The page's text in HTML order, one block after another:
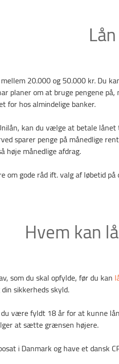
20.000 og 50.000 kr. Du
planer om at bruge pengene
for hos almindelige banker.
kan du vælge at betale
sparer penge på månedlige
høje månedlige afdrag.
om gode råd ift. valg af løbetid
Hvem kan
som du skal opfylde, før du kan
sikkerheds skyld.
være fyldt 18 år for at kunne
at sætte grænsen højere.
i Danmark og have et dansk